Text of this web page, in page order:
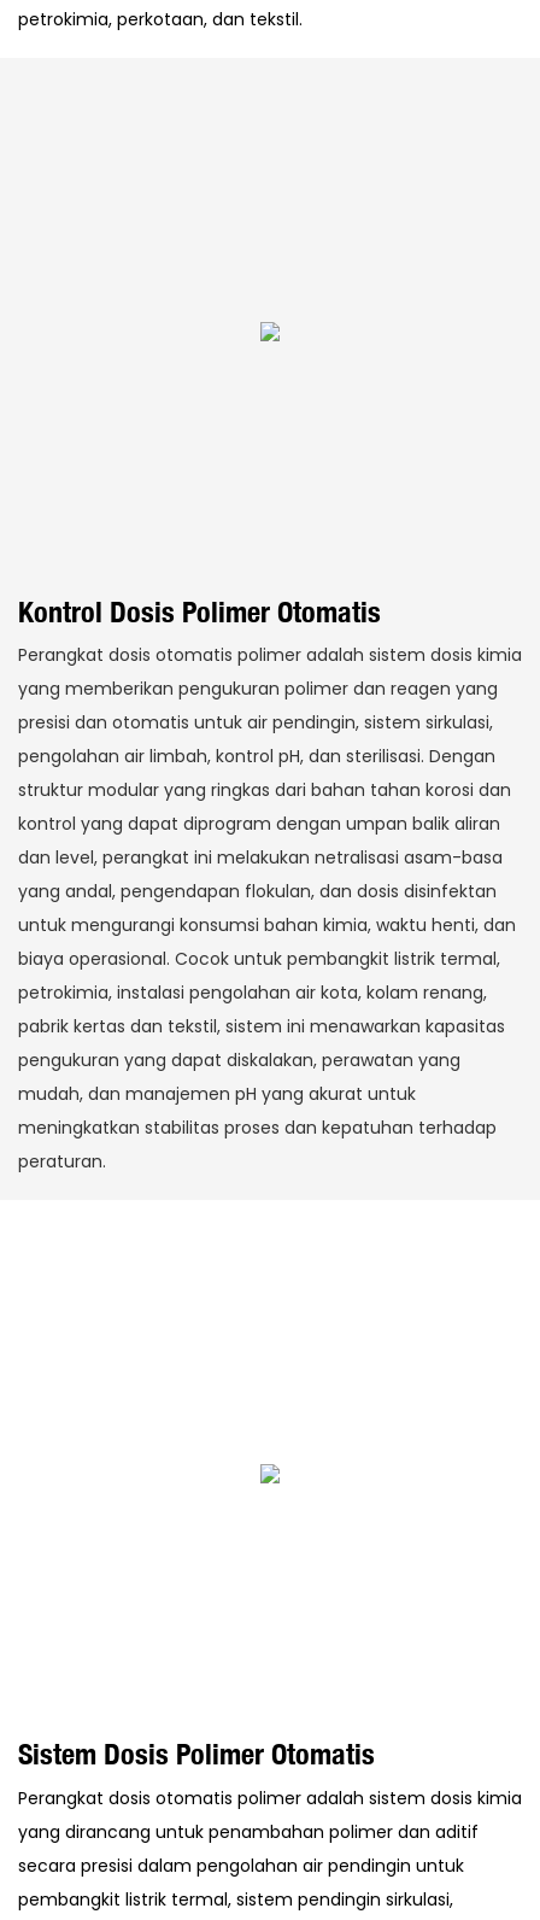
petrokimia, perkotaan, dan tekstil.
Kontrol Dosis Polimer Otomatis
Perangkat dosis otomatis polimer adalah sistem dosis kimia
yang memberikan pengukuran polimer dan reagen yang
presisi dan otomatis untuk air pendingin, sistem sirkulasi,
pengolahan air limbah, kontrol pH, dan sterilisasi. Dengan
struktur modular yang ringkas dari bahan tahan korosi dan
kontrol yang dapat diprogram dengan umpan balik aliran
dan level, perangkat ini melakukan netralisasi asam-basa
yang andal, pengendapan flokulan, dan dosis disinfektan
untuk mengurangi konsumsi bahan kimia, waktu henti, dan
biaya operasional. Cocok untuk pembangkit listrik termal,
petrokimia, instalasi pengolahan air kota, kolam renang,
pabrik kertas dan tekstil, sistem ini menawarkan kapasitas
pengukuran yang dapat diskalakan, perawatan yang
mudah, dan manajemen pH yang akurat untuk
meningkatkan stabilitas proses dan kepatuhan terhadap
peraturan.
Sistem Dosis Polimer Otomatis
Perangkat dosis otomatis polimer adalah sistem dosis kimia
yang dirancang untuk penambahan polimer dan aditif
secara presisi dalam pengolahan air pendingin untuk
pembangkit listrik termal, sistem pendingin sirkulasi,